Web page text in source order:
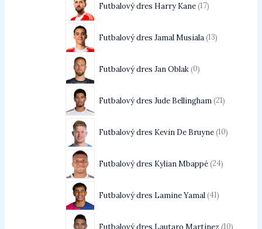
Futbalový dres Harry Kane 17
Futbalový dres Jamal Musiala 13
Futbalový dres Jan Oblak 0
Futbalový dres Jude Bellingham 21
Futbalový dres Kevin De Bruyne 10
Futbalový dres Kylian Mbappé 24
Futbalový dres Lamine Yamal 41
Futbalový dres Lautaro Martínez 10